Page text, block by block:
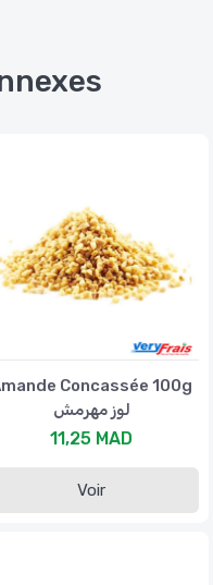
Concassée 100g
لوز مهرمش
11,25 MAD
Voir